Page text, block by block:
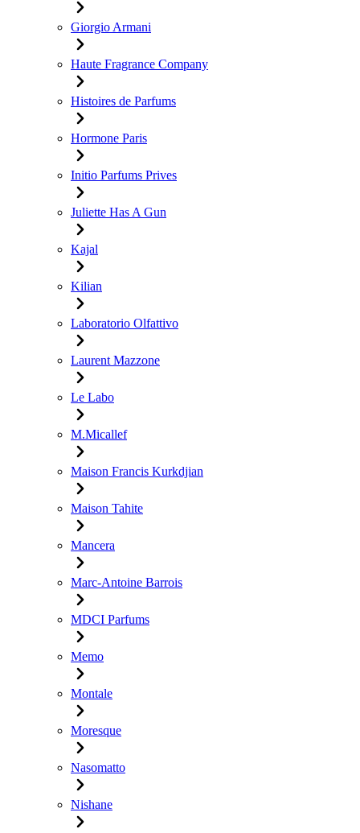
Giorgio Armani
Haute Fragrance Company
Histoires de Parfums
Hormone Paris
Initio Parfums Prives
Juliette Has A Gun
Kajal
Kilian
Laboratorio Olfattivo
Laurent Mazzone
Le Labo
M.Micallef
Maison Francis Kurkdjian
Maison Tahite
Mancera
Marc-Antoine Barrois
MDCI Parfums
Memo
Montale
Moresque
Nasomatto
Nishane